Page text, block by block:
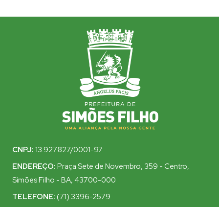
CNPJ: 13.927.827/0001-97
ENDEREÇO: Praça Sete de Novembro, 359 - Centro,
Simões Filho - BA, 43700-000
TELEFONE: (71) 3396-2579